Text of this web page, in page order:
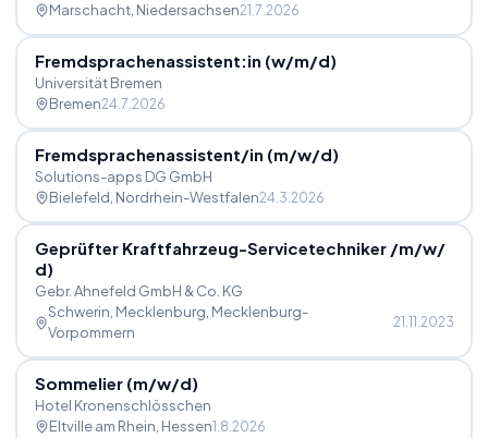
Marschacht, Niedersachsen21.7.2026
Fremdsprachenassistent:in (w/m/d)
Universität Bremen
Bremen24.7.2026
Fremdsprachenassistent/in (m/w/d)
Solutions-apps DG GmbH
Bielefeld , Nordrhein-Westfalen24.3.2026
Geprüfter Kraftfahrzeug-Servicetechniker /m/w/
d)
Gebr. Ahnefeld GmbH & Co. KG
Schwerin, Mecklenburg , Mecklenburg-
Vorpommern
21.11.2023
Sommelier (m/w/d)
Hotel Kronenschlösschen
Eltville am Rhein , Hessen1.8.2026